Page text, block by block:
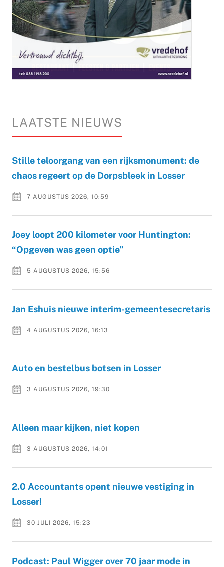
LAATSTE NIEUWS
Stille teloorgang van een rijksmonument: de
chaos regeert op de Dorpsbleek in Losser
7 AUGUSTUS 2026, 10:59
Joey loopt 200 kilometer voor Huntington:
“Opgeven was geen optie”
5 AUGUSTUS 2026, 15:56
Jan Eshuis nieuwe interim-gemeentesecretaris
4 AUGUSTUS 2026, 16:13
Auto en bestelbus botsen in Losser
3 AUGUSTUS 2026, 19:30
Alleen maar kijken, niet kopen
3 AUGUSTUS 2026, 14:01
2.0 Accountants opent nieuwe vestiging in
Losser!
30 JULI 2026, 15:23
Podcast: Paul Wigger over 70 jaar mode in